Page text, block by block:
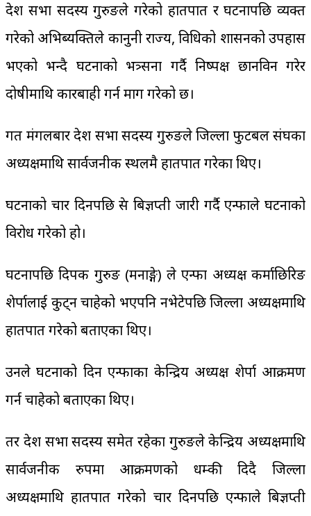
प्रदेश सभा सदस्य गुरुङले गरेको हातपात र घटनापछि व्यक्त
गरेको अभिब्यक्तिले कानुनी राज्य, विधिको शासनको उपहास
भएको भन्दै घटनाको भत्र्सना गर्दै निष्पक्ष छानविन गरेर
दोषीमाथि कारबाही गर्न माग गरेको छ।
गत मंगलबार प्रदेश सभा सदस्य गुरुङले जिल्ला फुटबल संघका
अध्यक्षमाथि सार्वजनीक स्थलमै हातपात गरेका थिए।
घटनाको चार दिनपछि प्रेस बिज्ञप्ती जारी गर्दै एन्फाले घटनाको
विरोध गरेको हो।
घटनापछि दिपक गुरुङ (मनाङ्गे) ले एन्फा अध्यक्ष कर्माछिरिङ
शेर्पालाई कुट्न चाहेको भएपनि नभेटेपछि जिल्ला अध्यक्षमाथि
हातपात गरेको बताएका थिए।
उनले घटनाको दिन एन्फाका केन्द्रिय अध्यक्ष शेर्पा आक्रमण
गर्न चाहेको बताएका थिए।
तर प्रदेश सभा सदस्य समेत रहेका गुरुङले केन्द्रिय अध्यक्षमाथि
सार्वजनीक रुपमा आक्रमणको धम्की दिदै जिल्ला
अध्यक्षमाथि हातपात गरेको चार दिनपछि एन्फाले बिज्ञप्ती